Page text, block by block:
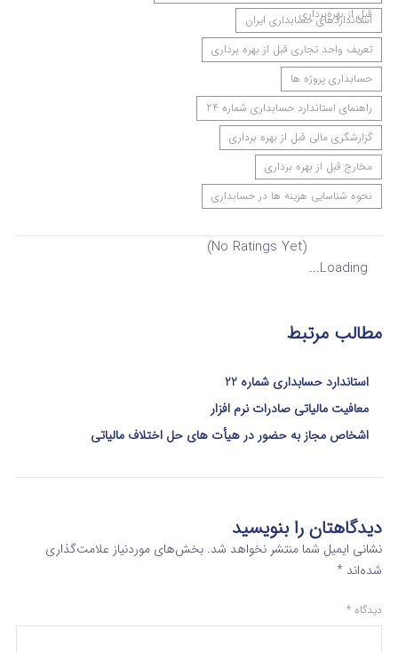
قبل از بهره‌برداری
استانداردهای حسابداری ایران
تعریف واحد تجاری قبل از بهره برداری
حسابداری پروژه ها
راهنمای استاندارد حسابداری شماره 24
گزارشگری مالی قبل از بهره برداری
مخارج قبل از بهره برداری
نحوه شناسایی هزینه ها در حسابداری
(No Ratings Yet)
Loading...
مطالب مرتبط
استاندارد حسابداری شماره 22
معافیت مالیاتی صادرات نرم افزار
اشخاص مجاز به حضور در هیأت های حل اختلاف مالیاتی
دیدگاهتان را بنویسید
نشانی ایمیل شما منتشر نخواهد شد. بخش‌های موردنیاز علامت‌گذاری
شده‌اند *
دیدگاه *